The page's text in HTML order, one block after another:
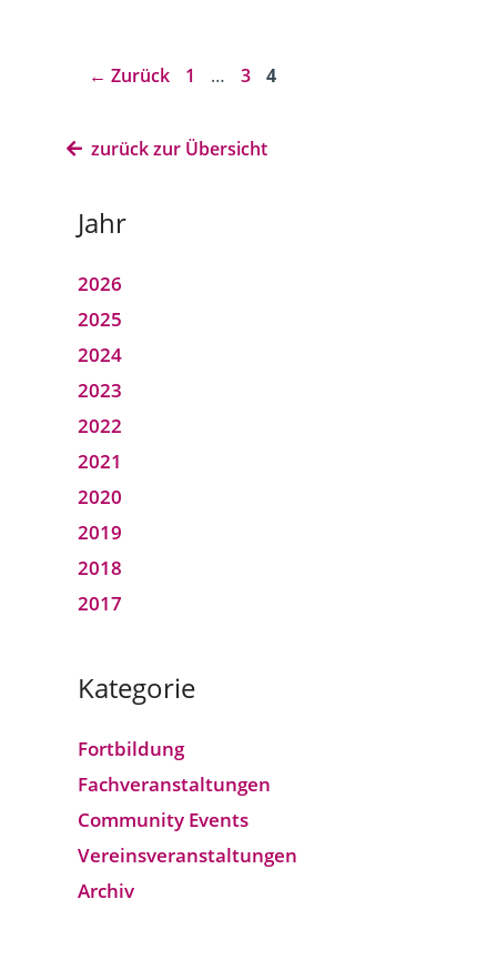
← Zurück Seite
1 … Seite
3 Seite
4
zurück zur Übersicht
Jahr
2026
2025
2024
2023
2022
2021
2020
2019
2018
2017
Kategorie
Fortbildung
Fach­veranstaltungen
Community Events
Vereins­veranstaltungen
Archiv